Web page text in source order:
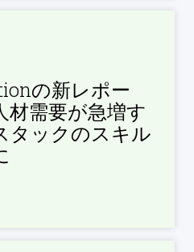
の新レポー
材需要が急増す
タックのスキル